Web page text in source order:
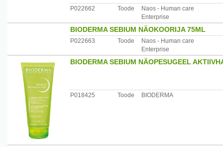
P022662 Toode
Naos - Human care
Enterprise
BIODERMA SEBIUM NÄOKOORIJA 75ML
P022663 Toode
Naos - Human care
Enterprise
BIODERMA SEBIUM NÄOPESUGEEL
P018425 Toode BIODERMA